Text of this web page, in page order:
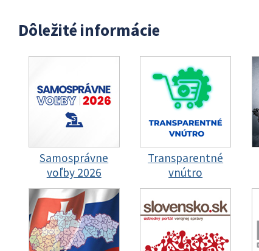
Dôležité informácie
Samosprávne
voľby 2026
Transparentné
vnútro